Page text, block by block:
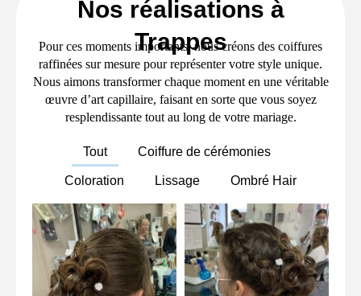
Nos réalisations à
Trappes
Pour ces moments importants, nous créons des coiffures
raffinées sur mesure pour représenter votre style unique.
Nous aimons transformer chaque moment en une véritable
œuvre d’art capillaire, faisant en sorte que vous soyez
resplendissante tout au long de votre mariage.
Tout Coiffure de cérémonies
Coloration Lissage Ombré Hair